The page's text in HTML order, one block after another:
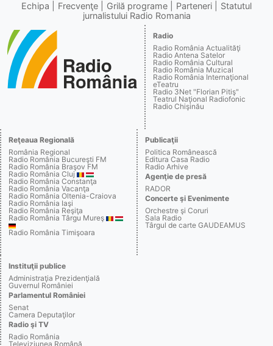
Echipa Frecvenţe Grilă programe Parteneri
Statutul
jurnalistului Radio Romania
Radio
Radio România Actualităţi
Radio Antena Satelor
Radio România Cultural
Radio România Muzical
Radio România Internaţional
eTeatru
Radio 3Net "Florian Pitiş"
Teatrul Naţional Radiofonic
Radio Chişinău
Reţeaua Regională
România Regional
Radio România Bucureşti FM
Radio România Braşov FM
Radio România Cluj
Radio România Constanţa
Radio România Vacanţa
Radio România Oltenia-Craiova
Radio România Iaşi
Radio România Reşiţa
Radio România Târgu Mureş
Radio România Timişoara
Publicaţii
Politica Românească
Editura Casa Radio
Radio Arhive
Agenţie de presă
RADOR
Concerte şi Evenimente
Orchestre şi Coruri
Sala Radio
Târgul de carte GAUDEAMUS
Instituţii publice
Administraţia Prezidenţială
Guvernul României
Parlamentul României
Senat
Camera Deputaţilor
Radio şi TV
Radio România
Televiziunea Română